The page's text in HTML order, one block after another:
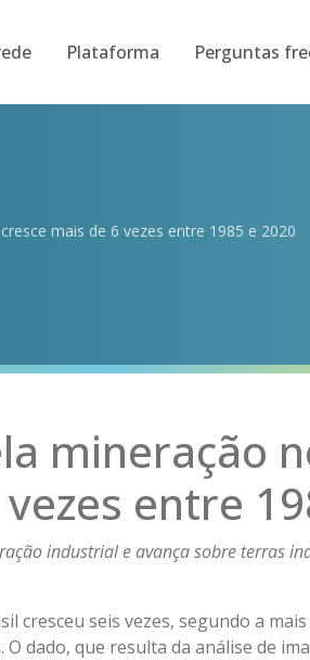
Plataforma Perguntas
mais de 6 vezes entre 1985 e 2020
mineração
entre
industriale avança sobre terras
cresceu seis vezes, segundo a
dado, que resulta da análise de